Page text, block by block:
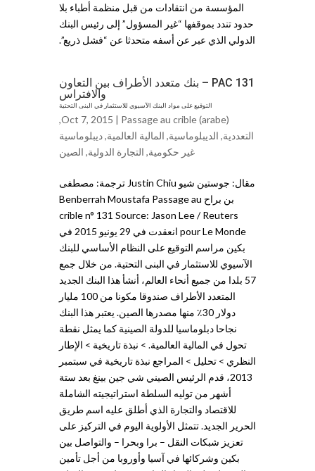
المؤسسة من انتقادات من قبل منظمة أطباء بلا
حدود تندد بموقفها “غير المسؤول” إلى رئيس البنك
الدولي الذي عبر عن أسفه متحدثا عن “فشل ذريع”.
PAC 131 – بنك متعدد الأطراف بين التعاون
والافتراس
التوقيع على مواد البنك الآسيوي للاستثمار في البنى التحتية
Oct 7, 2015 | Passage au crible (arabe)
,
التعددية, الديبلوماسية, المالية العالمية,ديبلوماسية
غير حكومية, ﺍلتجاﺭة الدولية, ﺍلصين
مقال: جوستين شيو Justin Chiu ترجمة: مصطفى
بن براح Benberrah Moustafa Passage au
crible n° 131 Source: Jason Lee / Reuters
pour Le Monde انعقدت في 29 يونيو 2015 في
بكين مراسم التوقيع على النظام الأساسي للبنك
الآسيوي للاستثمار في البنى التحتية. من خلال جمع
57 بلدا من جميع أنحاء العالم، أنشأ هذا البنك الجديد
المتعدد الأطراف صندوقا مكونا من 100 مليار
دولار 30٪ منها مصدرها الصين. يعتبر هذا البنك
نجاحا دبلوماسيا للدولة الصينية كما يمثل نقطة
تحول في المالية العالمية. > نبذة تاريخية > الإطار
النظري > تحليل > المراجع نبذة تاريخية في سبتمبر
2013، قدم الرئيس الصيني شي جين بينغ بعد ستة
أشهر من توليه السلطة استراتيجيته الشاملة
للاقتصاد والتجارة الذي أطلق عليه اسم طريق
الحرير الجديد. تتمثل الأولوية اليوم في التركيز على
تعزيز شبكات النقل – برا وبحرا – والتواصل بين
بكين وشركائها في آسيا وأوروبا من أجل تأمين